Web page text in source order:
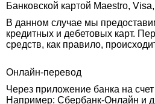
Банковской картой Maestro,
В данном случае мы
кредитных и дебетовых карт.
средств, как правило,
Онлайн-перевод
Через приложение банка на
Например: Сбербанк-Онлайн и